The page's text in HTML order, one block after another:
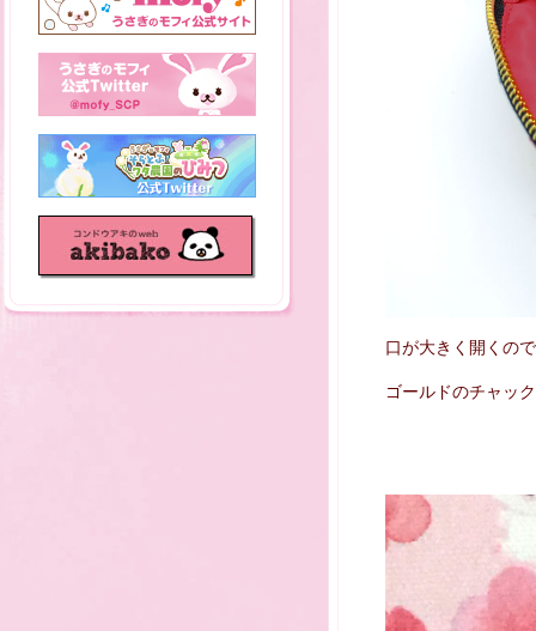
口が大きく開くの
ゴールドのチャッ